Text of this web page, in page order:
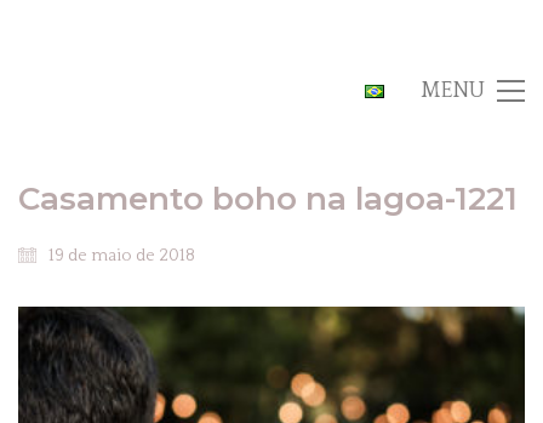
MENU
Casamento boho na lagoa-1221
19 de maio de 2018